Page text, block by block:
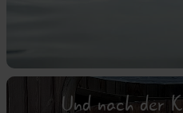
Und nach der